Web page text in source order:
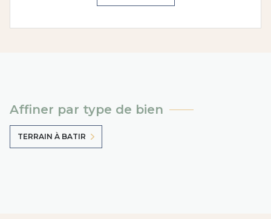
Affiner par type de bien
TERRAIN À BATIR